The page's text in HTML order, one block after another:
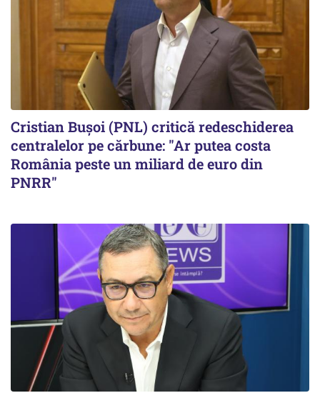
Cristian Bușoi (PNL) critică redeschiderea
centralelor pe cărbune: "Ar putea costa
România peste un miliard de euro din
PNRR"